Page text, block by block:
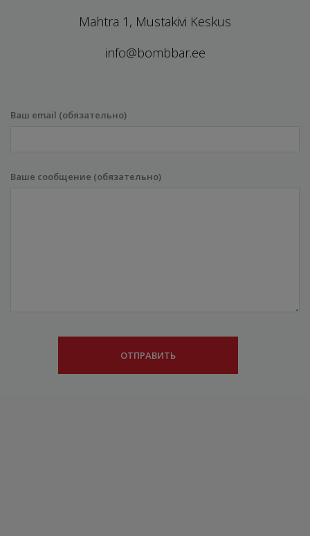
Mahtra 1, Mustakivi Keskus
info@bombbar.ee
Ваш email (обязательно)
Ваше сообщение (обязательно)